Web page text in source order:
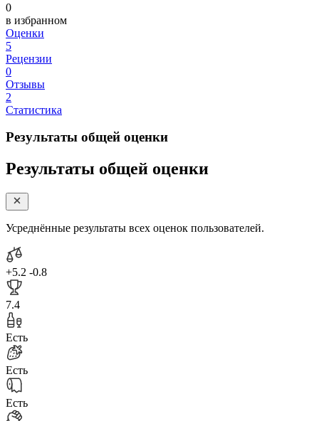
0
в избранном
Оценки
5
Рецензии
0
Отзывы
2
Статистика
Результаты общей оценки
Результаты общей оценки
Усреднённые результаты всех оценок пользователей.
+5.2 -0.8
7.4
Есть
Есть
Есть